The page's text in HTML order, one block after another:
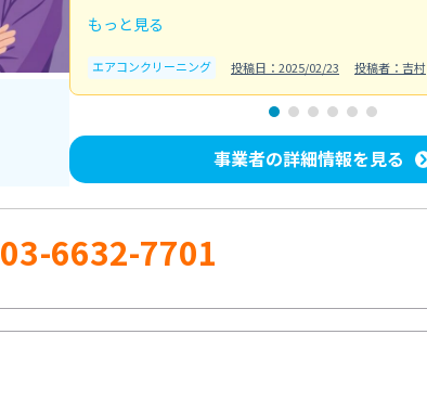
もっと見る
エアコンクリーニング 投稿日：2025/02/23 投稿者：吉村
事業者の詳細情報を見る
03-6632-7701